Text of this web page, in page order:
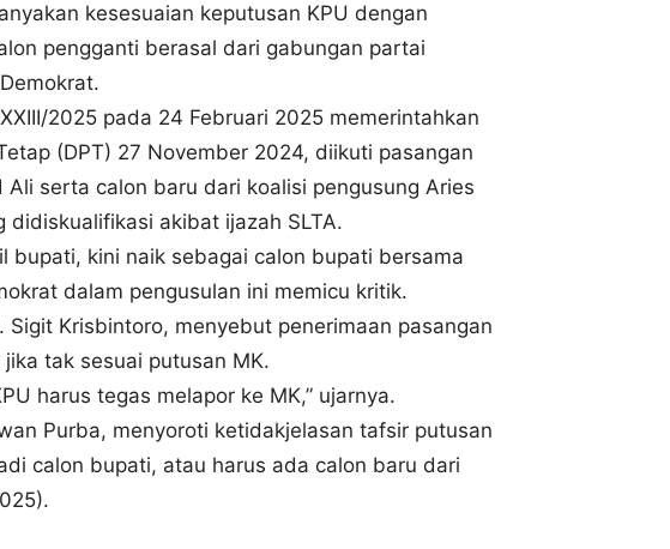
kesesuaian keputusan KPU dengan
pengganti berasal dari gabungan partai
2025 pada 24 Februari 2025 memerintahkan
(DPT) 27 November 2024, diikuti pasangan
serta calon baru dari koalisi pengusung Aries
akibat ijazah SLTA.
bupati, kini naik sebagai calon bupati bersama
dalam pengusulan ini memicu kritik.
Krisbintoro, menyebut penerimaan pasangan
tak sesuai putusan MK.
harus tegas melapor ke MK,” ujarnya.
Purba, menyoroti ketidakjelasan tafsir putusan
calon bupati, atau harus ada calon baru dari